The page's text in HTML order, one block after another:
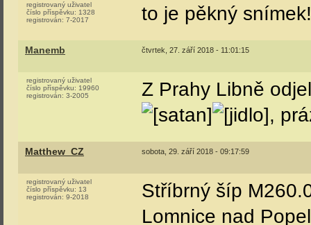
registrovaný uživatel
číslo příspěvku: 1328
registrován: 7-2017 to je pěkný
Manemb čtvrtek, 27. září 2018 - 11:01:15
registrovaný uživatel
číslo příspěvku: 19960
registrován: 3-2005
Z Prahy Libně
,
Matthew_CZ sobota, 29. září 2018 - 09:17:59
registrovaný uživatel
číslo příspěvku: 13
registrován: 9-2018
Stříbrný šíp
Lomnice nad